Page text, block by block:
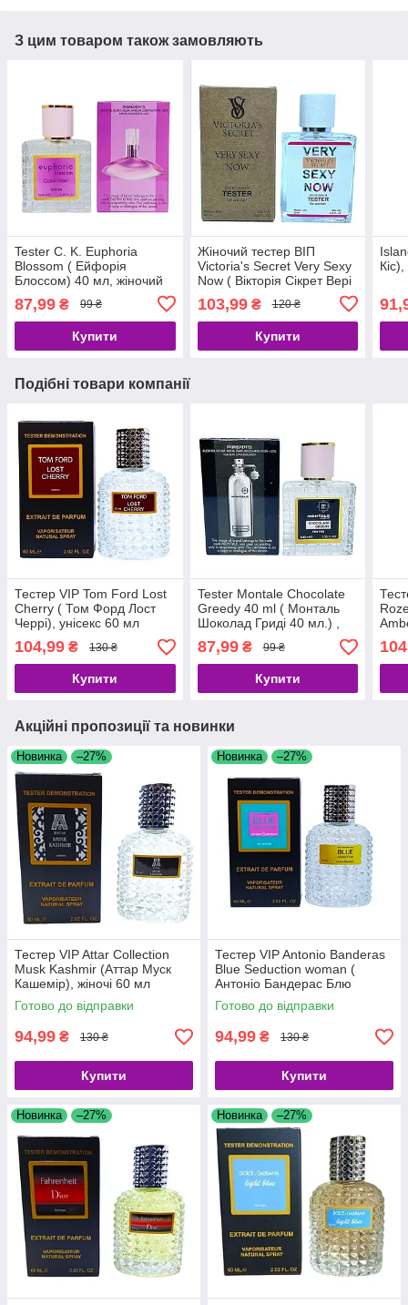
З цим товаром також замовляють
Tester C. K. Euphoria
Blossom ( Ейфорія
Блоссом) 40 мл, жіночий
87,99 ₴ 99 ₴
Купити
Жіночий тестер ВІП
Victoria's Secret Very Sexy
Now ( Вікторія Сікрет Вері
103,99₴ 120 ₴
Купити
Кіс),
Подібні товари компанії
Тестер VIP Tom Ford Lost
Cherry ( Том Форд Лост
Черрі), унісекс 60 мл
104,99 ₴ 130 ₴
Купити
Tester Montale Chocolate
Greedy 40 ml ( Монталь
Шоколад Гриді 40 мл.) ,
унісекс
87,99₴ 99 ₴
Купити
Акційні пропозиції та новинки
Новинка –27%
Тестер VIP Attar Collection
Musk Kashmir (Аттар Муск
Кашемір), жіночі 60 мл
Готово до відправки
94,99 ₴ 130 ₴
Купити
Новинка –27%
Тестер VIP Antonio Banderas
Blue Seduction woman (
Антоніо Бандерас Блю
Седакшн), жіночі 60 мл
Готово до відправки
94,99 ₴ 130 ₴
Купити
Новинка –27% Новинка –27%